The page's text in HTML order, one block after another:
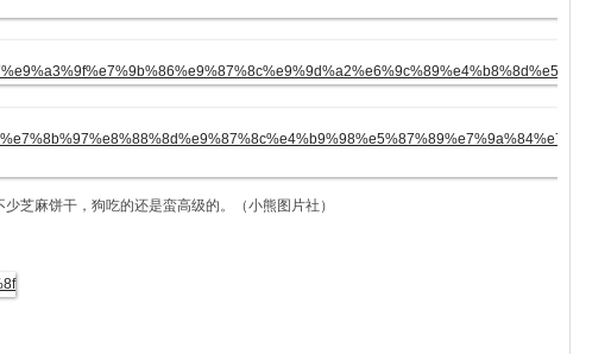
芝麻饼干，狗吃的还是蛮高级的。（小熊图片社）